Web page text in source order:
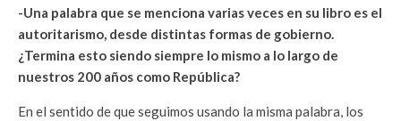
-Una palabra que se menciona varias veces en su libro es el
autoritarismo, desde distintas formas de gobierno.
¿Termina esto siendo siempre lo mismo a lo largo de
nuestros 200 años como República?
En el sentido de que seguimos usando la misma palabra, los